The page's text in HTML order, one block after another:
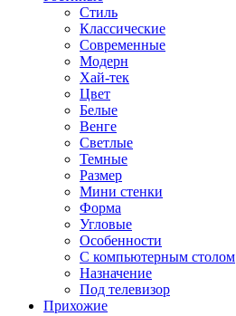
Стиль
Классические
Современные
Модерн
Хай-тек
Цвет
Белые
Венге
Светлые
Темные
Размер
Мини стенки
Форма
Угловые
Особенности
С компьютерным столом
Назначение
Под телевизор
Прихожие